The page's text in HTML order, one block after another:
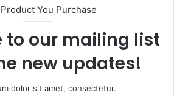
You Purchase
to our mailing list
new updates!
dolor sit amet, consectetur.